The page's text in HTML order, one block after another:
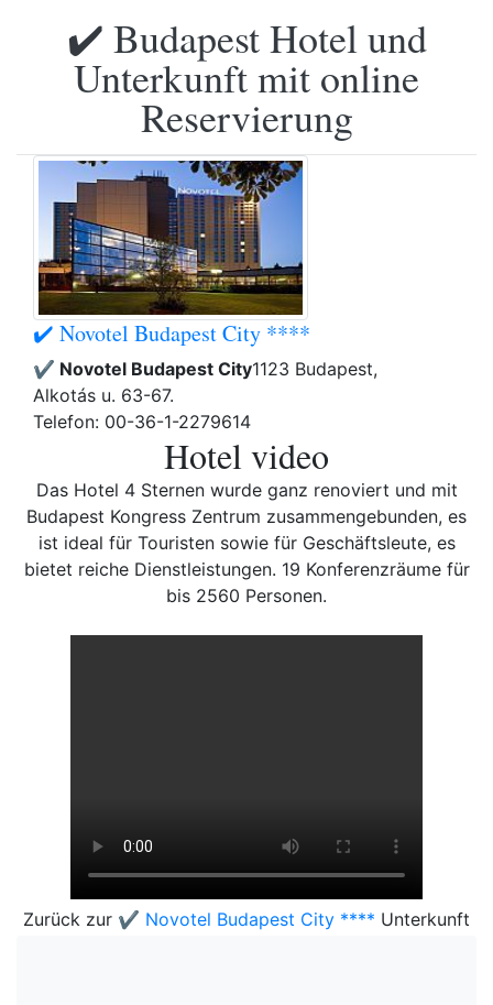
✔️ Budapest Hotel und
Unterkunft mit online
Reservierung
✔️ Novotel Budapest City ****
✔️ Novotel Budapest City1123 Budapest,
Alkotás u. 63-67.
Telefon: 00-36-1-2279614
Hotel video
Das Hotel 4 Sternen wurde ganz renoviert und mit
Budapest Kongress Zentrum zusammengebunden, es
ist ideal für Touristen sowie für Geschäftsleute, es
bietet reiche Dienstleistungen. 19 Konferenzräume für
bis 2560 Personen.
Zurück zur ✔️ Novotel Budapest City **** Unterkunft